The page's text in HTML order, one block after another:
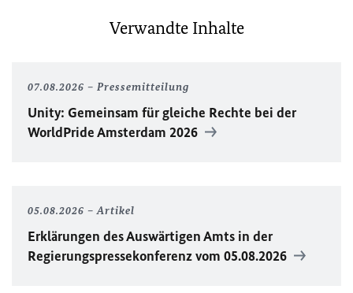
Verwandte Inhalte
07.08.2026 Pressemitteilung
Unity: Gemeinsam für gleiche Rechte bei der
WorldPrideAmsterdam 2026
05.08.2026 Artikel
Erklärungen des Auswärtigen Amts in der
Regierungspressekonferenz vom 05.08.2026